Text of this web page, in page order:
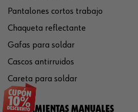
Pantalones cortos trabajo
Chaqueta reflectante
Gafas para soldar
Cascos antirruidos
Careta para soldar
HERRAMIENTAS MANUALES